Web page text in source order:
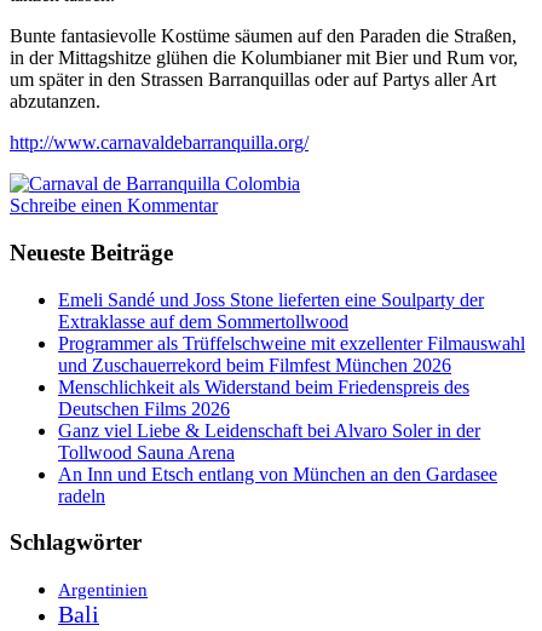
Bunte fantasievolle Kostüme säumen auf den Paraden die Straßen,
in der Mittagshitze glühen die Kolumbianer mit Bier und Rum vor,
um später in den Strassen Barranquillas oder auf Partys aller Art
abzutanzen.
http://www.carnavaldebarranquilla.org/
Schreibe einen Kommentar
Neueste Beiträge
Emeli Sandé und Joss Stone lieferten eine Soulparty der
Extraklasse auf dem Sommertollwood
Programmer als Trüffelschweine mit exzellenter Filmauswahl
und Zuschauerrekord beim Filmfest München 2026
Menschlichkeit als Widerstand beim Friedenspreis des
Deutschen Films 2026
Ganz viel Liebe & Leidenschaft bei Alvaro Soler in der
Tollwood Sauna Arena
An Inn und Etsch entlang von München an den Gardasee
radeln
Schlagwörter
Argentinien
Bali